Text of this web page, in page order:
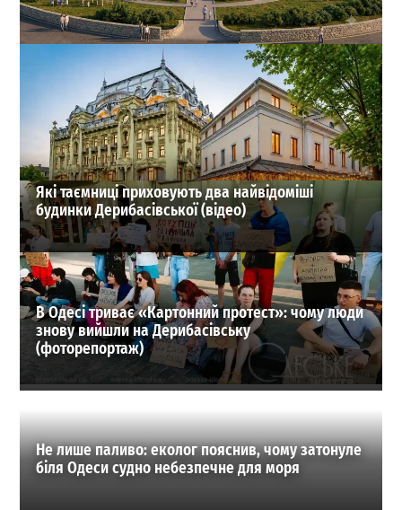
На Одещині хочуть створити нове містечко для
переселенців: що там буде
27-07-2026 в 19:31
ВИБІР РЕДАКЦІЇ
Які таємниці приховують два найвідоміші
будинки Дерибасівської (відео)
В Одесі триває «Картонний протест»: чому люди
знову вийшли на Дерибасівську
(фоторепортаж)
Не лише паливо: еколог пояснив, чому затонуле
біля Одеси судно небезпечне для моря